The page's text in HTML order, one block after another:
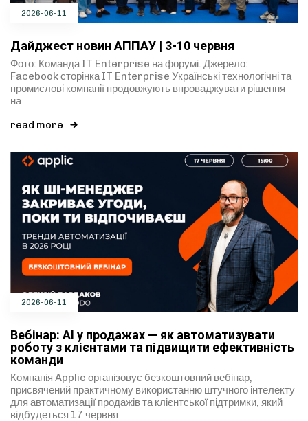
2026-06-11
Дайджест новин АППАУ | 3-10 червня
Фото: Команда IT Enterprise на форумі. Джерело:
Facebook сторінка IT Enterprise Українські технологічні та
промислові компанії продовжують впроваджувати рішення
на
read more
2026-06-11
Вебінар: AI у продажах — як автоматизувати
роботу з клієнтами та підвищити ефективність
команди
Компанія Applic організовує безкоштовний вебінар,
присвячений практичному використанню штучного інтелекту
для автоматизації продажів та клієнтської підтримки, який
відбудеться 17 червня